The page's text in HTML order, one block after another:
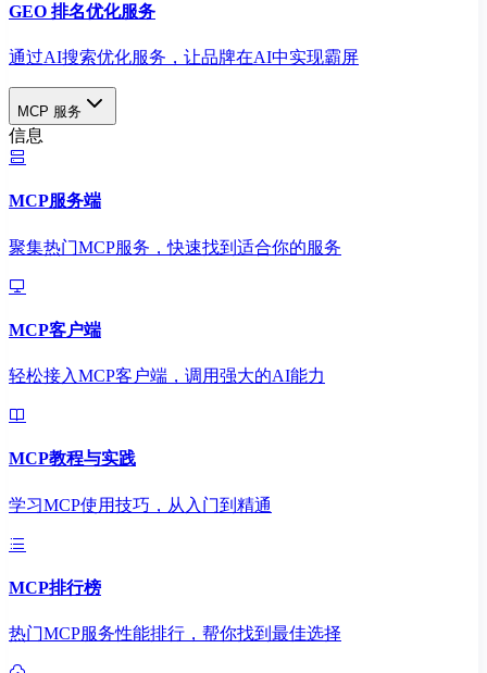
GEO 排名优化服务
通过AI搜索优化服务，让品牌在AI中实现霸屏
MCP 服务
信息
MCP服务端
聚集热门MCP服务，快速找到适合你的服务
MCP客户端
轻松接入MCP客户端，调用强大的AI能力
MCP教程与实践
学习MCP使用技巧，从入门到精通
MCP排行榜
热门MCP服务性能排行，帮你找到最佳选择